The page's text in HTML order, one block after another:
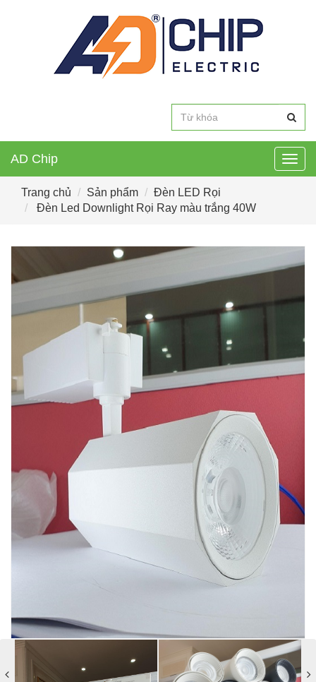
AD Chip
Trang chủ Sản phẩm
Đèn LED Rọi
Đèn Led Downlight Rọi Ray màu trắng 40W